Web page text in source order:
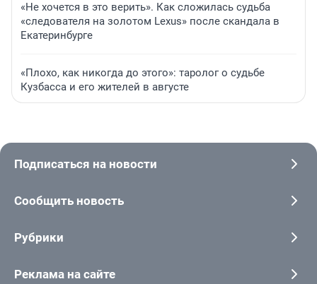
«Не хочется в это верить». Как сложилась судьба
«следователя на золотом Lexus» после скандала в
Екатеринбурге
«Плохо, как никогда до этого»: таролог о судьбе
Кузбасса и его жителей в августе
Подписаться на новости
Сообщить новость
Рубрики
Реклама на сайте